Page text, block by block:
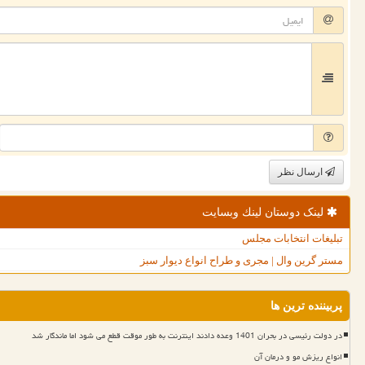
ارسال نظر
لینک دوستان لینك وبسایت
تبلیغات انتخابات مجلس
مستر گرین وال | مجری و طراح انواع دیوار سبز
پربیننده ترین ها
در دولت رئیسی در بحران 1401 وعده دادند اینترنت به طور موقت قطع می شود اما ماندگار شد
انواع ریزش مو و درمان آن